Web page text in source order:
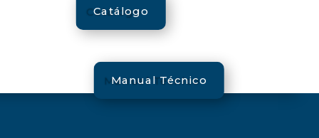
Catálogo
Manual Técnico